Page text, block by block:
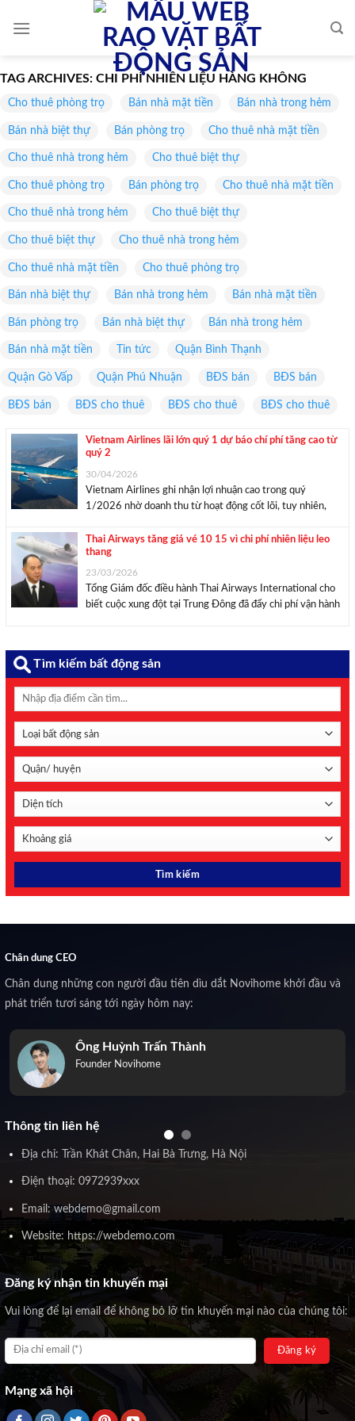
TAG ARCHIVES: CHI PHÍ NHIÊN LIỆU HÀNG KHÔNG
Cho thuê phòng trọ Bán nhà mặt tiền Bán nhà trong hẻm
Bán nhà biệt thự Bán phòng trọ Cho thuê nhà mặt tiền
Cho thuê nhà trong hẻm Cho thuê biệt thự
Cho thuê phòng trọ Bán phòng trọ Cho thuê nhà mặt tiền
Cho thuê nhà trong hẻm Cho thuê biệt thự
Cho thuê biệt thự Cho thuê nhà trong hẻm
Cho thuê nhà mặt tiền Cho thuê phòng trọ
Bán nhà biệt thự Bán nhà trong hẻm Bán nhà mặt tiền
Bán phòng trọ Bán nhà biệt thự Bán nhà trong hẻm
Bán nhà mặt tiền Tin tức Quận Bình Thạnh
Quận Gò Vấp Quận Phú Nhuận BĐS bán BĐS bán
BĐS bán BĐS cho thuê BĐS cho thuê BĐS cho thuê
Vietnam Airlines lãi lớn quý 1 dự báo chí phí tăng cao từ
quý 2
30/04/2026
Vietnam Airlines ghi nhận lợi nhuận cao trong quý
1/2026 nhờ doanh thu từ hoạt động cốt lõi, tuy nhiên,
chịu ảnh hưởng biến động quốc tế. Ảnh: Vietnam Airlines.
...
Thai Airways tăng giá vé 10 15 vì chi phí nhiên liệu leo
thang
23/03/2026
Tổng Giám đốc điều hành Thai Airways International cho
biết cuộc xung đột tại Trung Đông đã đẩy chi phí vận hành
Tìm kiếm bất động sản
Chân dung CEO
Chân dung những con người đầu tiên dìu dắt Novihome khởi đầu và
phát triển tươi sáng tới ngày hôm nay:
Ông Huỳnh Trấn Thành
Founder Novihome
Thông tin liên hệ
Địa chỉ: Trần Khát Chân, Hai Bà Trưng, Hà Nội
Điện thoại: 0972939xxx
Email: webdemo@gmail.com
Website: https://webdemo.com
Đăng ký nhận tin khuyến mại
Vui lòng để lại email để không bỏ lỡ tin khuyến mại nào của chúng tôi:
Mạng xã hội